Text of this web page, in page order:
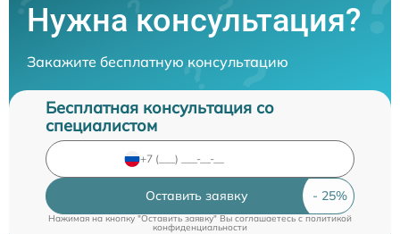
Нужна консультация?
Закажите бесплатную консультацию
Бесплатная консультация со
специалистом
Оставить заявку
Нажимая на кнопку "Оставить заявку" Вы соглашаетесь cполитикой
конфиденциальности